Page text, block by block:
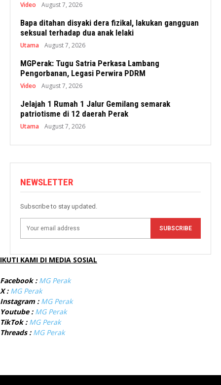
Video August 7, 2026
Bapa ditahan disyaki dera fizikal, lakukan gangguan
seksual terhadap dua anak lelaki
Utama August 7, 2026
MGPerak: Tugu Satria Perkasa Lambang
Pengorbanan, Legasi Perwira PDRM
Video August 7, 2026
Jelajah 1 Rumah 1 Jalur Gemilang semarak
patriotisme di 12 daerah Perak
Utama August 7, 2026
NEWSLETTER
Subscribe to stay updated.
SUBSCRIBE
IKUTI KAMI DI MEDIA SOSIAL
Facebook : MG Perak
X : MG Perak
Instagram : MG Perak
Youtube : MG Perak
TikTok : MG Perak
Threads : MG Perak